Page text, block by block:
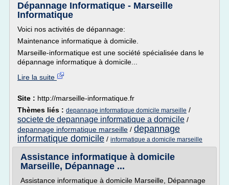
Dépannage Informatique - Marseille
Informatique
Voici nos activités de dépannage:
Maintenance informatique à domicile.
Marseille-informatique est une société spécialisée dans le
dépannage informatique à domicile...
Lire la suite
Site : http://marseille-informatique.fr
Thèmes liés : depannage informatique domicile marseille /
societe de depannage informatique a domicile /
depannage informatique marseille / depannage
informatique domicile / informatique a domicile marseille
Assistance informatique à domicile
Marseille, Dépannage ...
Assistance informatique à domicile Marseille, Dépannage